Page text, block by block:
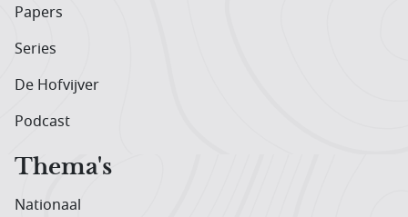
Papers
Series
De Hofvijver
Podcast
Thema's
Nationaal